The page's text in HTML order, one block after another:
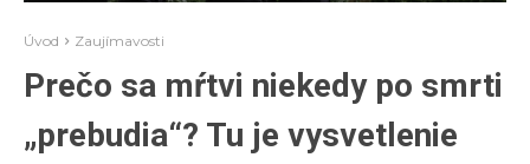
Úvod Zaujímavosti
Prečo sa mŕtvi niekedy po smrti
„prebudia“? Tu je vysvetlenie